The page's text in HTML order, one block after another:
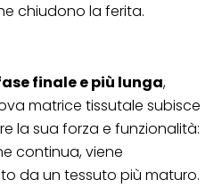
chiudono la ferita.
finale e più lunga,
matrice tissutale subisce
la sua forza e funzionalità:
continua, viene
da un tessuto più maturo.